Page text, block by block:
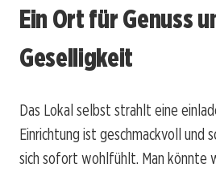
Ein Ort für Genuss
Geselligkeit
Das Lokal selbst strahlt eine
Einrichtung ist geschmackvoll und
sich sofort wohlfühlt. Man könnte